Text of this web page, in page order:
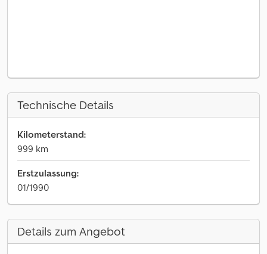
Technische Details
Kilometerstand:
999 km
Erstzulassung:
01/1990
Details zum Angebot